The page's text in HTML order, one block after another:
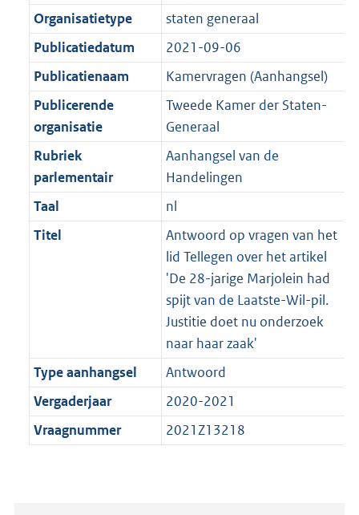
Organisatietype
staten generaal
Publicatiedatum
2021-09-06
Publicatienaam
Kamervragen (Aanhangsel)
Publicerende
organisatie
Tweede Kamer der Staten-
Generaal
Rubriek
parlementair
Aanhangsel van de
Handelingen
Taal
nl
Titel
Antwoord op vragen van het
lid Tellegen over het artikel
'De 28-jarige Marjolein had
spijt van de Laatste-Wil-pil.
Justitie doet nu onderzoek
naar haar zaak'
Type aanhangsel
Antwoord
Vergaderjaar
2020-2021
Vraagnummer
2021Z13218